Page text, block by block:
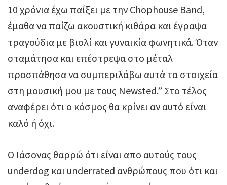
10 χρόνια έχω παίξει με την Chophouse Band,
έμαθα να παίζω ακουστική κιθάρα και έγραψα
τραγούδια με βιολί και γυναικία φωνητικά. Όταν
σταμάτησα και επέστρεψα στο μέταλ
προσπάθησα να συμπεριλάβω αυτά τα στοιχεία
στη μουσική μου με τους Newsted.” Στο τέλος
αναφέρει ότι ο κόσμος θα κρίνει αν αυτό είναι
καλό ή όχι.
O Ιάσονας θαρρώ ότι είναι απο αυτούς τους
underdog και underrated ανθρώπους που ότι και